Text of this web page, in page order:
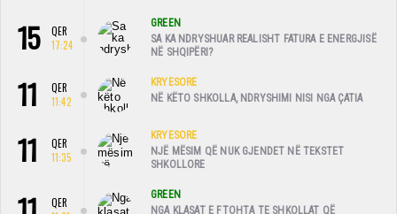
15
QER
17:24
GREEN
SA KA NDRYSHUAR REALISHT FATURA E ENERGJISË
NË SHQIPËRI?
11
QER
11:42
KRYESORE
NË KËTO SHKOLLA, NDRYSHIMI NISI NGA ÇATIA
11
QER
11:35
KRYESORE
NJË MËSIM QË NUK GJENDET NË TEKSTET
SHKOLLORE
QER
GREEN
NGA KLASAT E FTOHTA TE SHKOLLAT QË